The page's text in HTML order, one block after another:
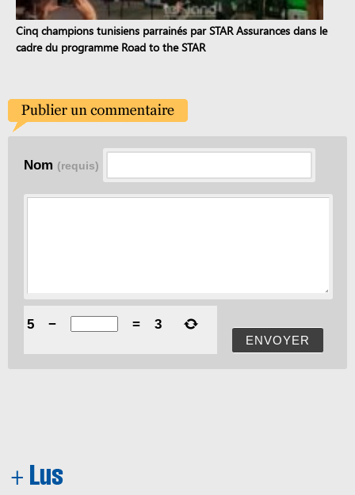
Cinq champions tunisiens parrainés par STAR Assurances dans le
cadre du programme Road to the STAR
Nom (requis)
ENVOYER
5 − = 3